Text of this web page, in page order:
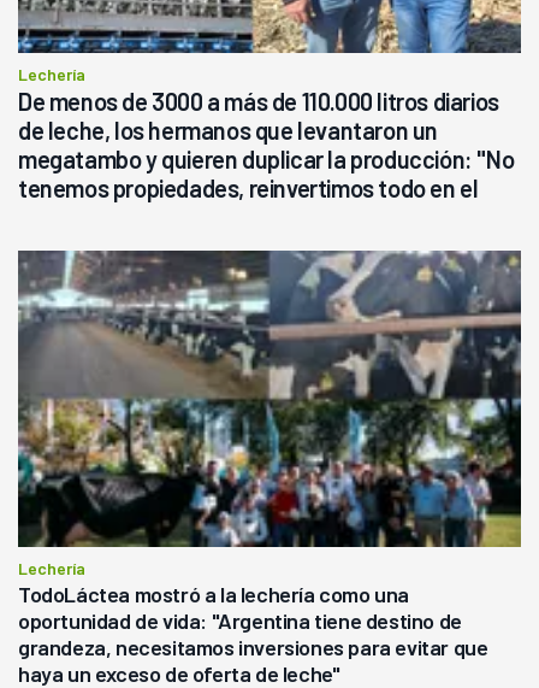
Lechería
De menos de 3000 a más de 110.000 litros diarios
de leche, los hermanos que levantaron un
megatambo y quieren duplicar la producción: "No
tenemos propiedades, reinvertimos todo en el
Lechería
TodoLáctea mostró a la lechería como una
oportunidad de vida: "Argentina tiene destino de
grandeza, necesitamos inversiones para evitar que
haya un exceso de oferta de leche"